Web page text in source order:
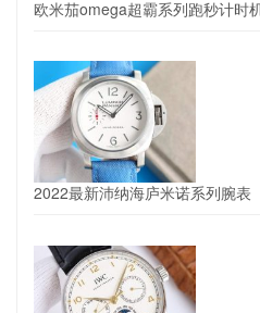
欧米茄omega超霸系列跑秒计时
2022最新沛纳海庐米诺系列腕表